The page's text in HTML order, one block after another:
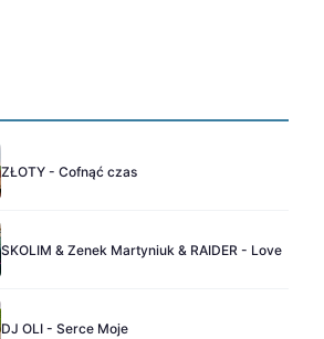
ZŁOTY - Cofnąć czas
SKOLIM & Zenek Martyniuk & RAIDER - Love
DJ OLI - Serce Moje